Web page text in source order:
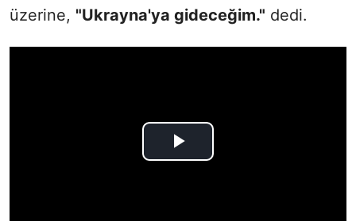
üzerine, "Ukrayna'ya gideceğim." dedi.